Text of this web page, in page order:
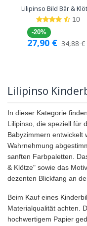
Lilipinso Bild Bär &
10
-20%
27,90 € 34,88€
Lilipinso
In dieser Kategorie
Lilipinso, die speziell für
Babyzimmern entwickelt
Wahrnehmung
sanften Farbpaletten.
& Klötze" sowie das
dezenten Blickfang an
Beim Kauf eines
Materialqualität achten.
hochwertigem Papier